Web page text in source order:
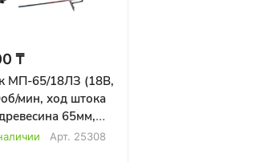
₸
МП-65/18ЛЗ (18В,
мин, ход штока
65мм,
FELISATTI
Арт. 25308